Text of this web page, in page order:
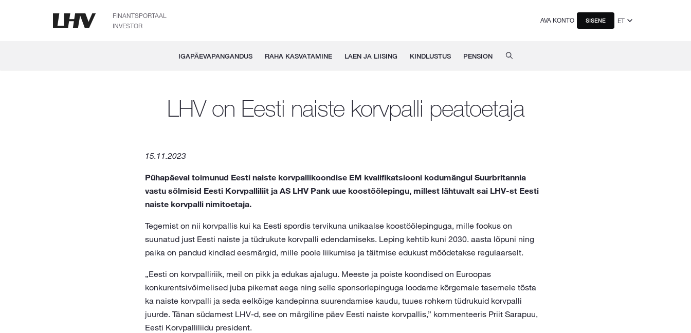
FINANTSPORTAAL
INVESTOR
AVA KONTO SISENE ET
IGAPÄEVAPANGANDUS RAHA KASVATAMINE LAEN JA LIISING KINDLUSTUS PENSION
LHV on Eesti naiste korvpalli peatoetaja
15.11.2023
Pühapäeval toimunud Eesti naiste korvpallikoondise EM kvalifikatsiooni kodumängul Suurbritannia
vastu sõlmisid Eesti Korvpalliliit ja AS LHV Pank uue koostöölepingu, millest lähtuvalt sai LHV-st Eesti
naiste korvpalli nimitoetaja.
Tegemist on nii korvpallis kui ka Eesti spordis tervikuna unikaalse koostöölepinguga, mille fookus on
suunatud just Eesti naiste ja tüdrukute korvpalli edendamiseks. Leping kehtib kuni 2030. aasta lõpuni ning
paika on pandud kindlad eesmärgid, mille poole liikumise ja täitmise edukust mõõdetakse regulaarselt.
„Eesti on korvpalliriik, meil on pikk ja edukas ajalugu. Meeste ja poiste koondised on Euroopas
konkurentsivõimelised juba pikemat aega ning selle sponsorlepinguga loodame kõrgemale tasemele tõsta
ka naiste korvpalli ja seda eelkõige kandepinna suurendamise kaudu, tuues rohkem tüdrukuid korvpalli
juurde. Tänan südamest LHV-d, see on märgiline päev Eesti naiste korvpallis,” kommenteeris Priit Sarapuu,
Eesti Korvpalliliidu president.